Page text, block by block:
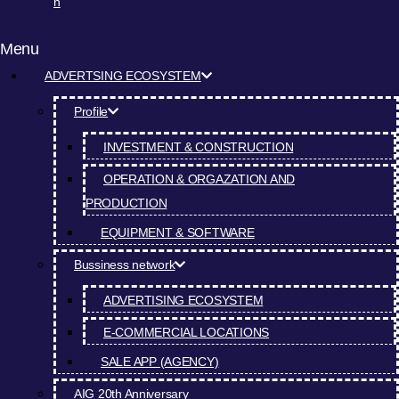
Menu
ADVERTSING ECOSYSTEM
Profile
INVESTMENT & CONSTRUCTION
OPERATION & ORGAZATION AND
PRODUCTION
EQUIPMENT & SOFTWARE
Bussiness network
ADVERTISING ECOSYSTEM
E-COMMERCIAL LOCATIONS
SALE APP (AGENCY)
AIG 20th Anniversary